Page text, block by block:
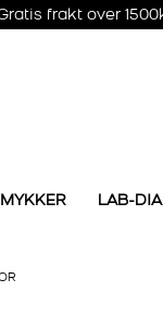
frakt over
LAB-